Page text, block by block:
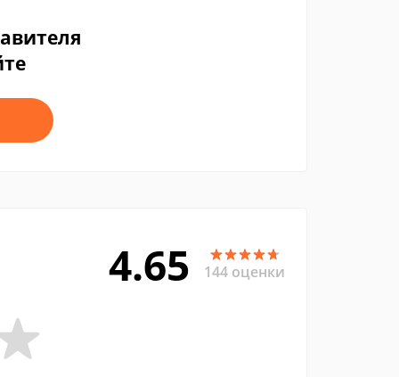
4.65 144 оценки